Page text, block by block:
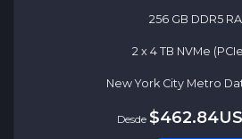
256 GB DDR5
2 x 4 TB NVMe
New York City Metro
Desde